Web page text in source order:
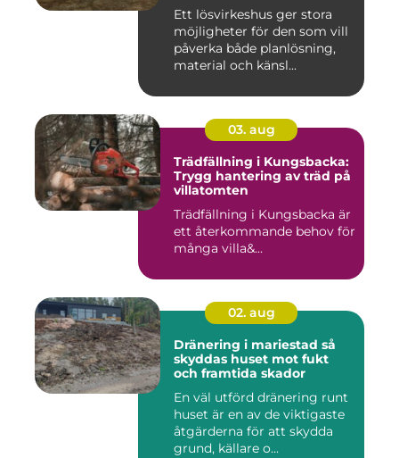
Ett lösvirkeshus ger stora
möjligheter för den som vill
påverka både planlösning,
material och känsl...
03. aug
Trädfällning i Kungsbacka:
Trygg hantering av träd på
villatomten
Trädfällning i Kungsbacka är
ett återkommande behov för
många villa&...
02. aug
Dränering i mariestad så
skyddas huset mot fukt
och framtida skador
En väl utförd dränering runt
huset är en av de viktigaste
åtgärderna för att skydda
grund, källare o...